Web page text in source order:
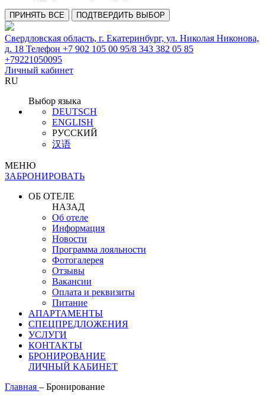
ПРИНЯТЬ ВСЕ ПОДТВЕРДИТЬ ВЫБОР
Свердловская область, г. Екатеринбург, ул. Николая Никонова,
д. 18 Телефон +7 902 105 00 95/8 343 382 05 85
+79221050095
Личный кабинет
RU
Выбор языка
DEUTSCH
ENGLISH
РУССКИЙ
汉语
МЕНЮ
ЗАБРОНИРОВАТЬ
ОБ ОТЕЛЕ
НАЗАД
Об отеле
Информация
Новости
Программа лояльности
Фотогалерея
Отзывы
Вакансии
Оплата и реквизиты
Питание
АПАРТАМЕНТЫ
СПЕЦПРЕДЛОЖЕНИЯ
УСЛУГИ
КОНТАКТЫ
БРОНИРОВАНИЕ
ЛИЧНЫЙ КАБИНЕТ
Главная – Бронирование